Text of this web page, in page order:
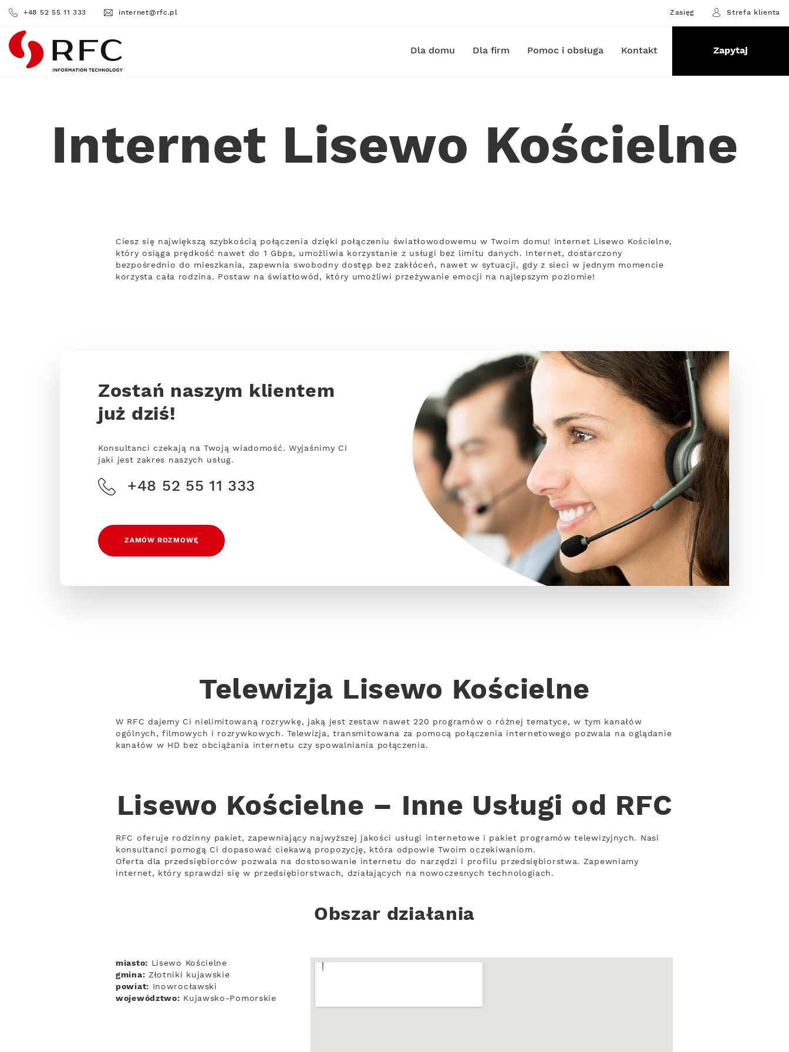
+48 52 55 11 333 internet@rfc.pl Zasięg Strefa klienta
RFC Dla domu Dla firm Pomoc i obsługa Kontakt Zapytaj
Internet Lisewo Kościelne
Ciesz się największą szybkością połączenia dzięki połączeniu światłowodowemu w Twoim domu! Internet Lisewo Kościelne,
który osiąga prędkość nawet do 1 Gbps, umożliwia korzystanie z usługi bez limitu danych. Internet, dostarczony
bezpośrednio do mieszkania, zapewnia swobodny dostęp bez zakłóceń, nawet w sytuacji, gdy z sieci w jednym momencie
korzysta cała rodzina. Postaw na światłowód, który umożliwi przeżywanie emocji na najlepszym poziomie!
Zostań naszym klientem
już dziś!
Konsultanci czekają na Twoją wiadomość. Wyjaśnimy Ci
jaki jest zakres naszych usług.
+48 52 55 11 333
ZAMÓW ROZMOWĘ
Telewizja Lisewo Kościelne
W RFC dajemy Ci nielimitowaną rozrywkę, jaką jest zestaw nawet 220 programów o różnej tematyce, w tym kanałów
ogólnych, filmowych i rozrywkowych. Telewizja, transmitowana za pomocą połączenia internetowego pozwala na oglądanie
kanałów w HD bez obciążania internetu czy spowalniania połączenia.
Lisewo Kościelne – Inne Usługi od RFC
RFC oferuje rodzinny pakiet, zapewniający najwyższej jakości usługi internetowe i pakiet programów telewizyjnych. Nasi
konsultanci pomogą Ci dopasować ciekawą propozycję, która odpowie Twoim oczekiwaniom.
Oferta dla przedsiębiorców pozwala na dostosowanie internetu do narzędzi i profilu przedsiębiorstwa. Zapewniamy
internet, który sprawdzi się w przedsiębiorstwach, działających na nowoczesnych technologiach.
Obszar działania
miasto: Lisewo Kościelne
gmina: Złotniki kujawskie
powiat: Inowrocławski
województwo: Kujawsko-Pomorskie